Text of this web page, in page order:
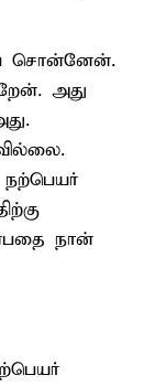
சொன்னேன்.
அது
நான்